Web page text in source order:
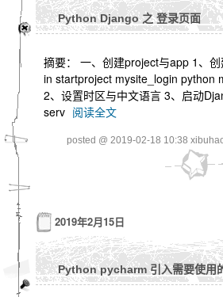
Python Django 之 登录页面
摘要： 一、创建project与app 1、
in startproject mysite_login python
2、设置时区与中文语言 3、启动
serv 阅读全文
posted @ 2019-02-18 10:38
2019年2月15日
Python pycharm 引入需要使用